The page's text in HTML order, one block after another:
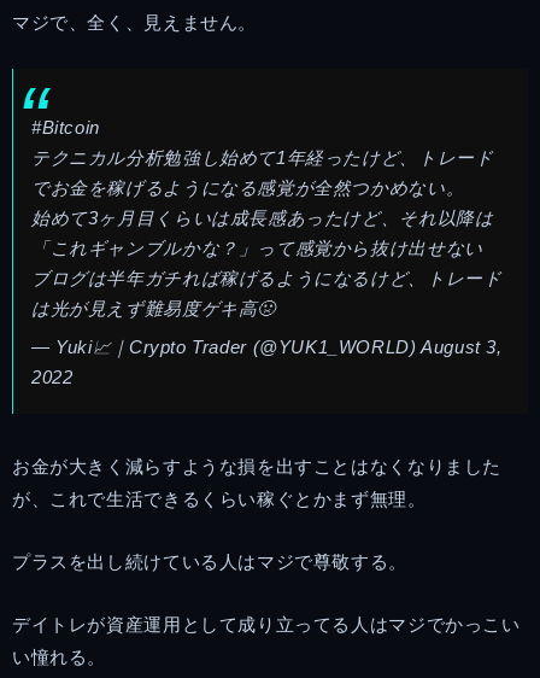
マジで、全く、見えません。
#Bitcoin
テクニカル分析勉強し始めて1年経ったけど、トレード
でお金を稼げるようになる感覚が全然つかめない。
始めて3ヶ月目くらいは成長感あったけど、それ以降は
「これギャンブルかな？」って感覚から抜け出せない
ブログは半年ガチれば稼げるようになるけど、トレード
は光が見えず難易度ゲキ高🤢
— Yuki📈｜Crypto Trader (@YUK1_WORLD)August 3,
2022
お金が大きく減らすような損を出すことはなくなりました
が、これで生活できるくらい稼ぐとかまず無理。
プラスを出し続けている人はマジで尊敬する。
デイトレが資産運用として成り立ってる人はマジでかっこい
い憧れる。